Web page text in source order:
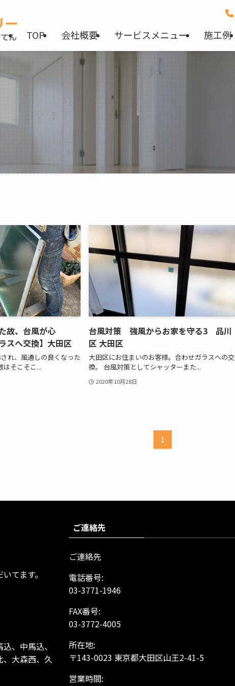
TOP 会社概要 サービスメニュー 施工例
故、台風が心
スへ交換】大田区
れ、風通しの良くなった
はそこそこ...
台風対策 強風からお家を守る3 品川
区 大田区
大田区にお住まいのお客様。合わせガラスへの交
換。 台風対策としてシャッターまた...
2020年10月28日
1
てます。
、中馬込、
大森西、久
ご連絡先
ご連絡先
電話番号:
03-3771-1946
FAX番号:
03-3772-4005
所在地:
〒143-0023 東京都大田区山王2-41-5
営業時間: